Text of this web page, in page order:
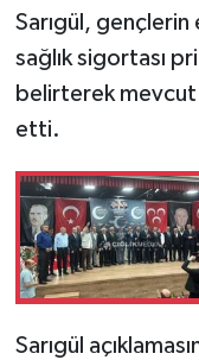
Sarıgül,
sağlık sigortası
belirterek mevcut
etti.
Sarıgül